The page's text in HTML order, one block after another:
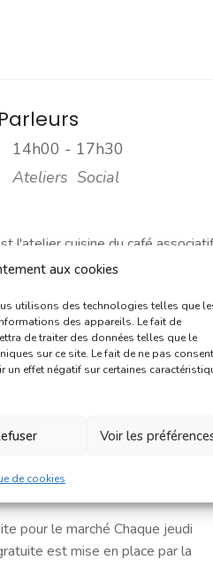
aux cookies
utilisons des technologies telles que
des appareils. Le fait de
de traiter des données telles que le
sur ce site. Le fait de ne pas
un effet négatif sur certaines
Voir les
de cookies
14h00 - 17h30
Ateliers Social
l'atelier cuisine du café associatif
et de convivialité, d'échange et
Marchés
pour le marché Chaque jeudi
est mise en place par la